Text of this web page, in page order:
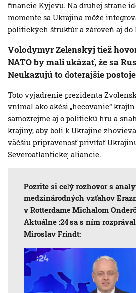
financie Kyjevu. Na druhej strane
momente sa Ukrajina môže
politických štruktúr a zároveň aj do
Volodymyr Zelenskyj tiež
NATO by mali ukázať, že sa
Neukazujú to doterajšie
Toto vyjadrenie prezidenta
vnímal ako akési „hecovanie“ krajín
samozrejme aj o politickú hru a
krajiny, aby boli k Ukrajine
väčšiu pripravenosť privítať
Severoatlantickej aliancie.
Pozrite si celý rozhovor s
medzinárodných vzťahov
v Rotterdame Michalom
Aktuálne :24 sa s ním
Miroslav Frindt: